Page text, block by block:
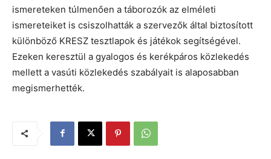
ismereteken túlmenően a táborozók az elméleti
ismereteiket is csiszolhatták a szervezők által biztosított
különböző KRESZ tesztlapok és játékok segítségével.
Ezeken keresztül a gyalogos és kerékpáros közlekedés
mellett a vasúti közlekedés szabályait is alaposabban
megismerhették.